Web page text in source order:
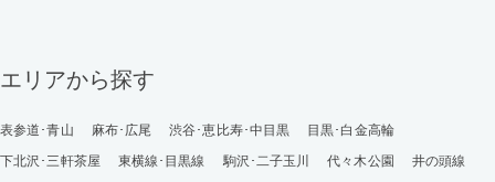
エリアから探す
表参道･青山 麻布･広尾 渋谷･恵比寿･中目黒
目黒･白金高輪
下北沢･三軒茶屋
東横線･目黒線 駒沢･二子玉川 代々木公園
井の頭線